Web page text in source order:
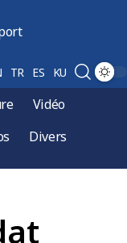
TR ES KU
Vidéo
Divers